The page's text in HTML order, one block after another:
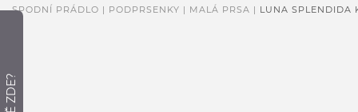
SPODNÍ PRÁDLO | PODPRSENKY | MALÁ PRSA | LUNA SPLENDIDA